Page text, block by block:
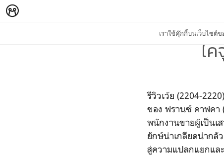
เราใช้คุ๊กกี้บนเว็บไซต์
ไ
รีวิวเว้ย (2204-
ของ ฟรานซ์ คาฟคา
พนักงานขายผู้เป็นเ
ยักษ์น่าเกลียดน่ากลั
สู่ความแปลกแยกแล